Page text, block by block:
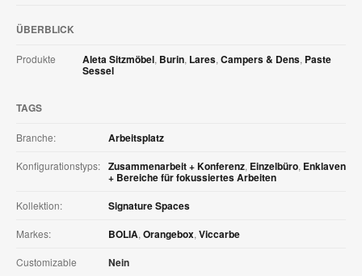
ÜBERBLICK
Produkte Aleta Sitzmöbel, Burin, Lares, Campers & Dens, Paste
Sessel
TAGS
Branche: Arbeitsplatz
Konfigurationstyps: Zusammenarbeit + Konferenz, Einzelbüro, Enklaven
+ Bereiche für fokussiertes Arbeiten
Kollektion: Signature Spaces
Markes: BOLIA, Orangebox, Viccarbe
Customizable Nein